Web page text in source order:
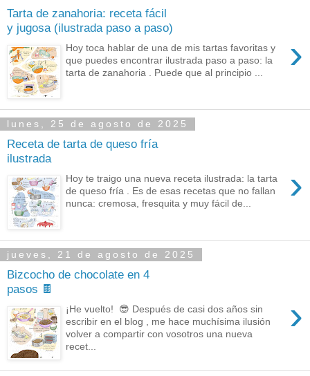
Tarta de zanahoria: receta fácil
y jugosa (ilustrada paso a paso)
›
Hoy toca hablar de una de mis tartas favoritas y
que puedes encontrar ilustrada paso a paso: la
tarta de zanahoria . Puede que al principio ...
lunes, 25 de agosto de 2025
Receta de tarta de queso fría
ilustrada
›
Hoy te traigo una nueva receta ilustrada: la tarta
de queso fría . Es de esas recetas que no fallan
nunca: cremosa, fresquita y muy fácil de...
jueves, 21 de agosto de 2025
Bizcocho de chocolate en 4
pasos 🍫
›
¡He vuelto! 😎 Después de casi dos años sin
escribir en el blog , me hace muchísima ilusión
volver a compartir con vosotros una nueva
recet...